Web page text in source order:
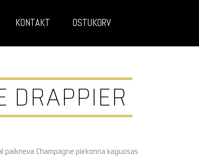
KONTAKT OSTUKORV
DRAPPIER
paikneva Champagne piirkonna kaguosas